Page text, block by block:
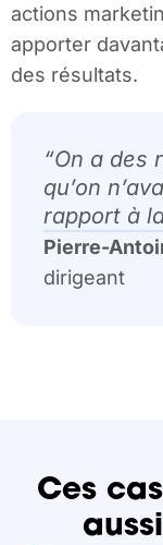
actions
apporter
des résultats.
“On a des
qu’on
rapport à
Pierre-
dirigeant
Ces